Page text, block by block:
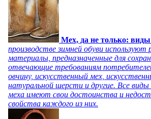
Мех, да не только: виды
производстве зимней обуви используют
материалы, предназначенные для
отвечающие требованиям
овчину, искусственный мех,
натуральной шерсти и другие. Все виды
меха имеют свои достоинства и
свойства каждого из них.